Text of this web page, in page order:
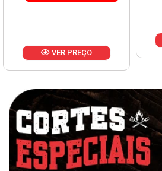
VER PREÇO